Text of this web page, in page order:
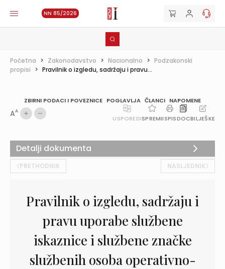
NN 85/2026
Početna > Zakonodavstvo > Nacionalno > Podzakonski
propisi > Pravilnik o izgledu, sadržaju i pravu...
ZBIRNI PODACI I POVEZNICE POGLAVLJA ČLANCI NAPOMENE
AA
USPOREDISPREMIISPISDOCBILJEŠKE
PRETHODNIK NASLJEDNIK
Pravilnik o izgledu, sadržaju i
pravu uporabe službene
iskaznice i službene značke
službenih osoba operativno-
Detalji dokumenta